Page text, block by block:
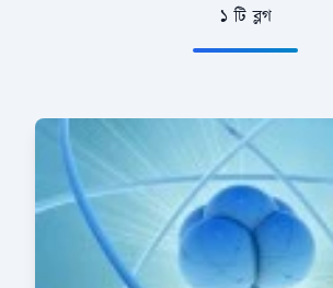
১ টি ব্লগ